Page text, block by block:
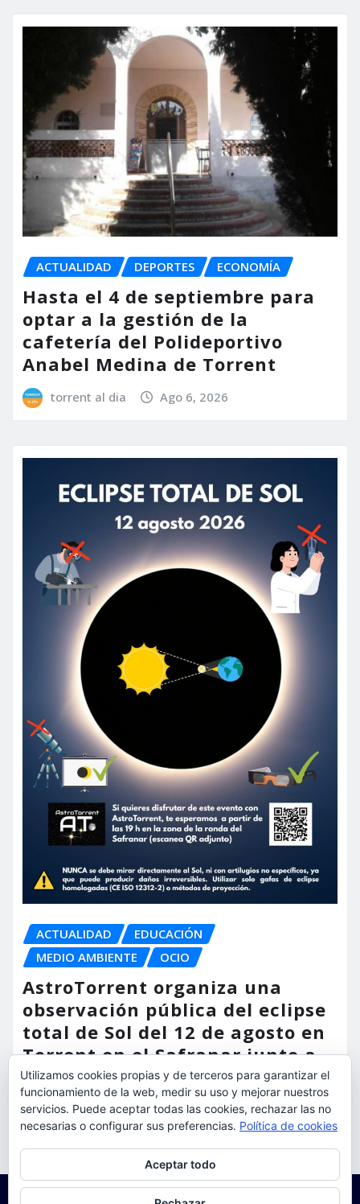
ACTUALIDAD DEPORTES ECONOMÍA
Hasta el 4 de septiembre para
optar a la gestión de la
cafetería del Polideportivo
Anabel Medina de Torrent
torrent al dia Ago 6, 2026
ACTUALIDAD
EDUCACIÓN
MEDIO AMBIENTE
OCIO
AstroTorrent organiza una
observación pública del eclipse
total de Sol del 12 de agosto en
Torrent en el Safranar junto a
las vías del AVE
torrent al dia Ago 5, 2026
Utilizamos cookies propias y de terceros para garantizar el
funcionamiento de la web, medir su uso y mejorar nuestros
servicios. Puede aceptar todas las cookies, rechazar las no
necesarias o configurar sus preferencias. Política de cookies
Aceptar todo
Para obtener más información, incluido cómo gestionar las cookies,